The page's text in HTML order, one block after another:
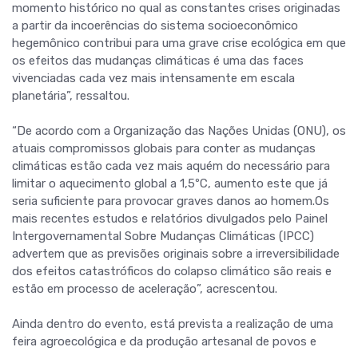
momento histórico no qual as constantes crises originadas
a partir da incoerências do sistema socioeconômico
hegemônico contribui para uma grave crise ecológica em que
os efeitos das mudanças climáticas é uma das faces
vivenciadas cada vez mais intensamente em escala
planetária”, ressaltou.
“De acordo com a Organização das Nações Unidas (ONU), os
atuais compromissos globais para conter as mudanças
climáticas estão cada vez mais aquém do necessário para
limitar o aquecimento global a 1,5ºC, aumento este que já
seria suficiente para provocar graves danos ao homem.Os
mais recentes estudos e relatórios divulgados pelo Painel
Intergovernamental Sobre Mudanças Climáticas (IPCC)
advertem que as previsões originais sobre a irreversibilidade
dos efeitos catastróficos do colapso climático são reais e
estão em processo de aceleração”, acrescentou.
Ainda dentro do evento, está prevista a realização de uma
feira agroecológica e da produção artesanal de povos e